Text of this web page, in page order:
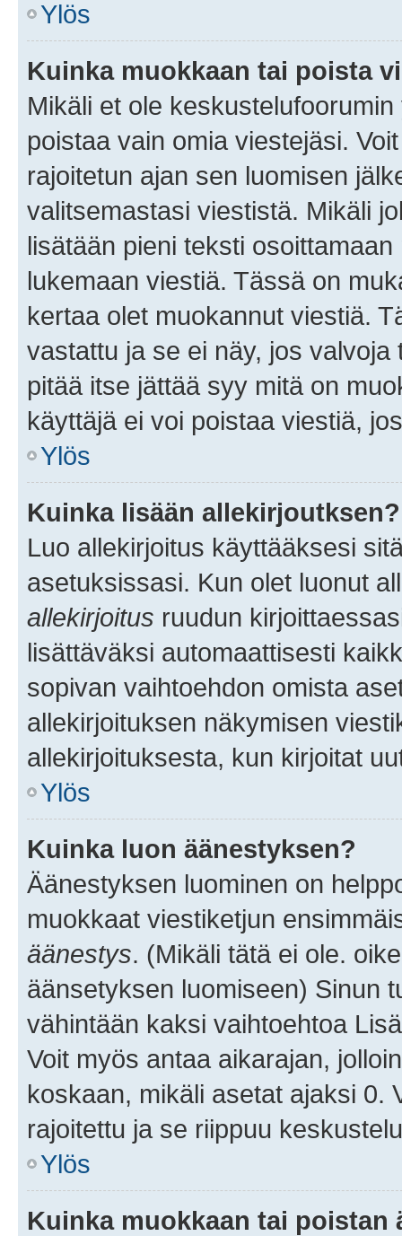
Ylös
Kuinka muokkaan tai poista
Mikäli et ole
poistaa vain omia viestejäsi.
rajoitetun ajan sen luomisen
valitsemastasi viestistä. Mikäli
lisätään pieni teksti
lukemaan viestiä. Tässä on
kertaa olet muokannut viestiä.
vastattu ja se ei näy, jos
pitää itse jättää syy mitä on
käyttäjä ei voi poistaa viestiä,
Ylös
Kuinka lisään allekirjoutksen?
Luo allekirjoitus käyttääksesi
asetuksissasi. Kun olet luonut
allekirjoitus ruudun
lisättäväksi automaattisesti
sopivan vaihtoehdon omista
allekirjoituksen näkymisen
allekirjoituksesta, kun kirjoitat
Ylös
Kuinka luon äänestyksen?
Äänestyksen luominen on
muokkaat viestiketjun
äänestys. (Mikäli tätä ei ole.
äänsetyksen luomiseen) Sinun
vähintään kaksi vaihtoehtoa
Voit myös antaa aikarajan,
koskaan, mikäli asetat ajaksi 0.
rajoitettu ja se riippuu
Ylös
Kuinka muokkaan tai poistan